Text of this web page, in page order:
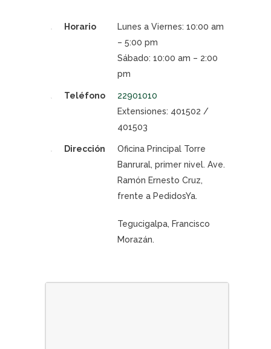
Horario
Lunes a Viernes: 10:00 am
– 5:00 pm
Sábado: 10:00 am – 2:00
pm
Teléfono
22901010
Extensiones: 401502 /
401503
Dirección
Oficina Principal Torre
Banrural, primer nivel. Ave.
Ramón Ernesto Cruz,
frente a PedidosYa.
Tegucigalpa, Francisco
Morazán.